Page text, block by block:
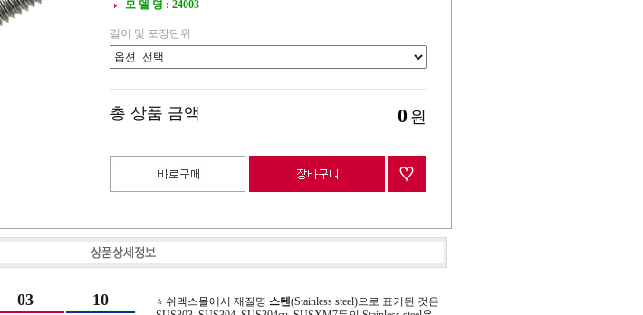
모 델 명 : 24003
길이 및 포장단위
총 상품 금액 0 원
03 10 ⭐ 쉬멕스몰에서 재질명 스텐(Stainless steel)으로 표기된 것은